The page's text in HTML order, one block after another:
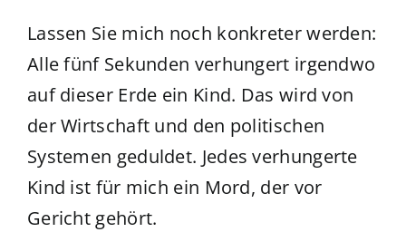
Lassen Sie mich noch konkreter werden:
Alle fünf Sekunden verhungert irgendwo
auf dieser Erde ein Kind. Das wird von
der Wirtschaft und den politischen
Systemen geduldet. Jedes verhungerte
Kind ist für mich ein Mord, der vor
Gericht gehört.